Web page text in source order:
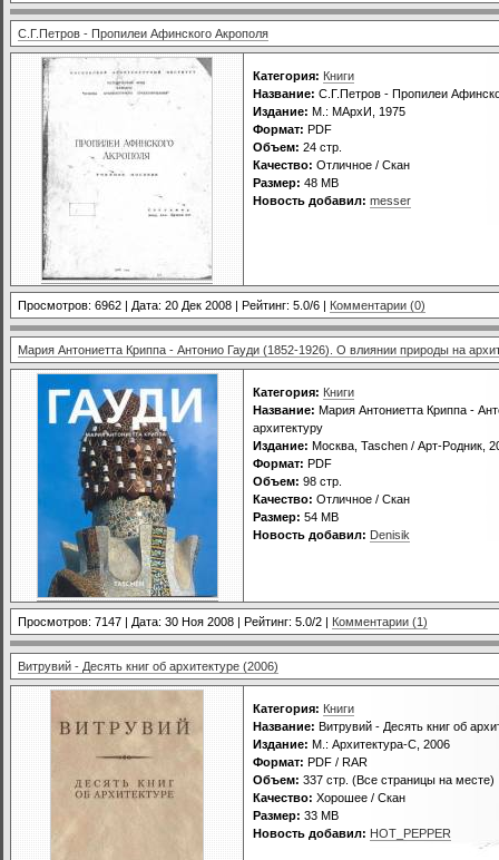
С.Г.Петров - Пропилеи Афинского Акрополя
Категория: Книги
Название: С.Г.Петров - Пропилеи
Издание: М.: МАрхИ, 1975
Формат: PDF
Объем: 24 стр.
Качество: Отличное / Скан
Размер: 48 MB
Новость добавил: messer
Просмотров: 6962 | Дата: 20 Дек 2008 | Рейтинг: 5.0/6 | Комментарии (0)
Мария Антониетта Криппа - Антонио Гауди (1852-1926). О влиянии природы на
Категория: Книги
Название: Мария Антониетта Криппа -
архитектуру
Издание: Москва, Taschen / Арт-Родник,
Формат: PDF
Объем: 98 стр.
Качество: Отличное / Скан
Размер: 54 MB
Новость добавил: Denisik
Просмотров: 7147 | Дата: 30 Ноя 2008 | Рейтинг: 5.0/2 | Комментарии (1)
Витрувий - Десять книг об архитектуре (2006)
Категория: Книги
Название: Витрувий - Десять книг об
Издание: М.: Архитектура-С, 2006
Формат: PDF / RAR
Объем: 337 стр. (Все страницы на месте)
Качество: Хорошее / Скан
Размер: 33 MB
Новость добавил: HOT_PEPPER